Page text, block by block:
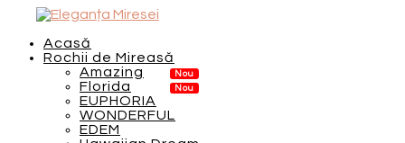
Acasă
Rochii de Mireasă
Amazing
Florida
EUPHORIA
WONDERFUL
EDEM